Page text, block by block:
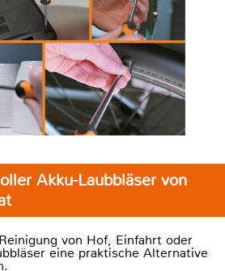
Akku-Laubbläser von
von Hof, Einfahrt oder
eine praktische Alternative